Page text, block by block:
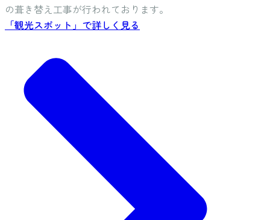
の葺き替え工事が行われております。
「観光スポット」で詳しく見る